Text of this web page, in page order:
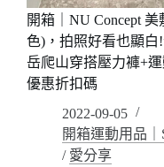
開箱｜NU Concept
色)，拍照好看也顯
岳爬山穿搭壓力褲+
優惠折扣碼
2022-09-05
開箱運動用品｜
/ 愛分享